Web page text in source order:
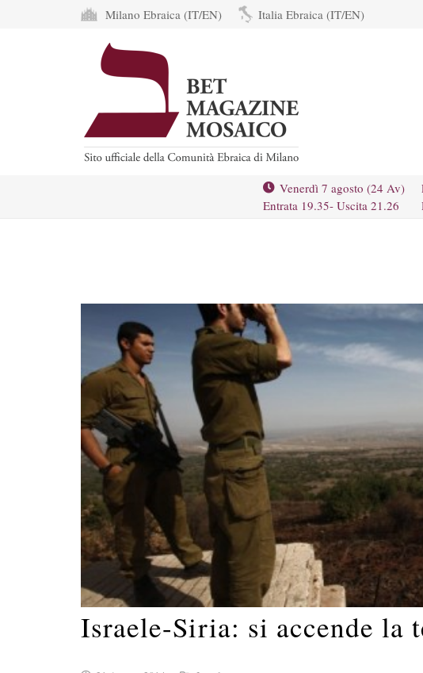
Milano Ebraica (IT/EN) Italia Ebraica (IT/EN)
Venerdì 7 agosto (24 Av)
Entrata 19.35- Uscita 21.26
Israele-Siria: si accende la